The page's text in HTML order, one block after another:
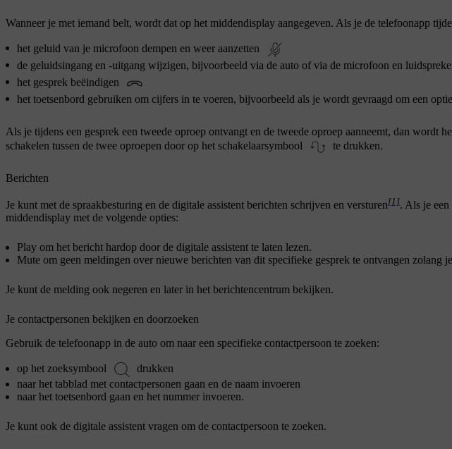
Wanneer je met iemand belt, wordt dat op het middendisplay aangegeven. Als je de telefoonapp
het geluid van je microfoon dempen en weer aanzetten
de geluidsingang en -uitgang wijzigen, bijvoorbeeld via de auto of via de microfoon en
het gesprek beëindigen
het toetsenbord gebruiken om cijfers in te voeren, bijvoorbeeld als je wordt gevraagd om een
Als je tijdens een gesprek een tweede oproep ontvangt en de tweede oproep aanneemt, dan wordt
schakelen tussen de twee oproepen door op het schakelaarsymbool
te drukken.
Berichten
Je kunt met de spraakbesturing en de digitale assistent berichten schrijven en versturen[1]. Als je
middendisplay met de volgende opties:
Play om het bericht hardop door de digitale assistent te laten lezen.
Mute om geen meldingen over nieuwe berichten van dit specifieke gesprek te ontvangen zolang
Je kunt de melding ook negeren en later in het berichtencentrum bekijken.
Je contactpersonen bekijken en doorzoeken
Gebruik de telefoonapp in de auto om naar een specifieke contactpersoon te zoeken:
op het zoeksymbool
drukken
naar het tabblad met contactpersonen gaan en de naam invoeren
naar het toetsenbord gaan en het nummer invoeren.
Je kunt ook de digitale assistent vragen om de contactpersoon te zoeken.